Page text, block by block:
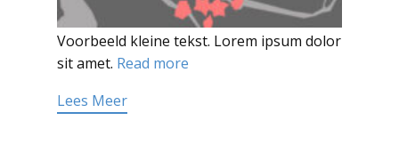
Voorbeeld kleine tekst. Lorem ipsum dolor
sit amet. Read more
Lees Meer